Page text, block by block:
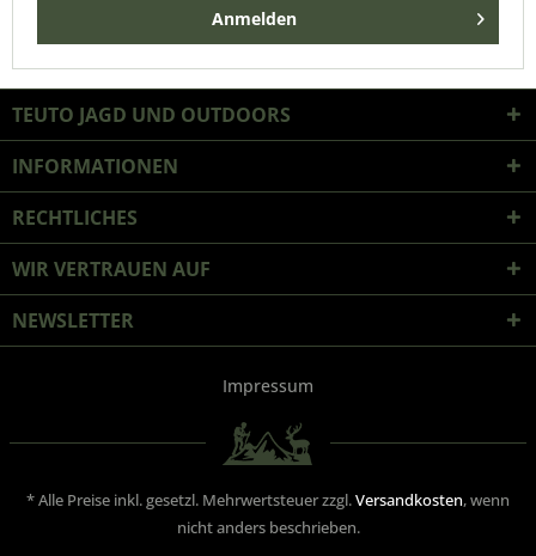
Anmelden
TEUTO JAGD UND OUTDOORS
INFORMATIONEN
RECHTLICHES
WIR VERTRAUEN AUF
NEWSLETTER
Impressum
* Alle Preise inkl. gesetzl. Mehrwertsteuer zzgl.Versandkosten, wenn
nicht anders beschrieben.